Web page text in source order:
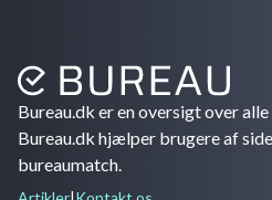
Bureau.dk er en oversigt over
Bureau.dk hjælper brugere af
bureaumatch.